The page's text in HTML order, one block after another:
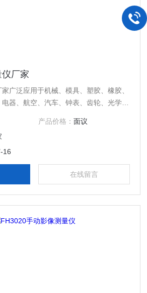
厂家
广泛应用于机械、模具、塑胶、橡胶、
器、航空、汽车、钟表、齿轮、光学元
工作强度，提高工作效率。
产品价格： 面议
16
在线留言